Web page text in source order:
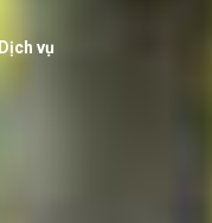
Dịch vụ